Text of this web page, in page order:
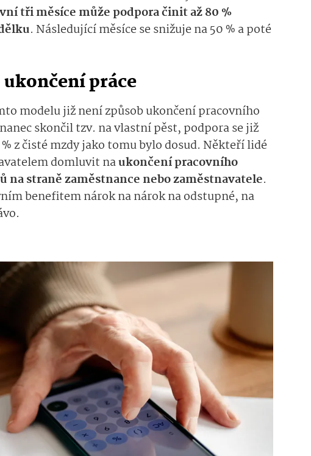
tři měsíce může podpora činit až 80 %
. Následující měsíce se snižuje na 50 % a poté
práce
modelu již není způsob ukončení pracovního
skončil tzv. na vlastní pěst, podpora se již
z čisté mzdy jako tomu bylo dosud. Někteří lidé
domluvit naukončení pracovního
na straně zaměstnance nebo zaměstnavatele.
benefitem nárok na nárok na odstupné, na